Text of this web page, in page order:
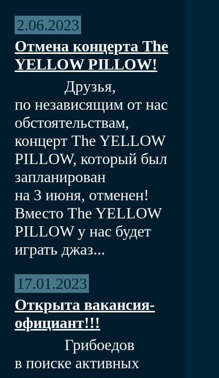
2.06.2023
Отмена концерта The
YELLOW PILLOW!
Друзья,
по независящим от нас
обстоятельствам,
концерт The YELLOW
PILLOW, который был
запланирован
на 3 июня, отменен!
Вместо The YELLOW
PILLOW у нас будет
играть джаз...
17.01.2023
Открыта вакансия-
официант!!!
Грибоедов
в поиске активных